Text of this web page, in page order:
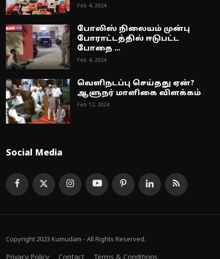
Feb 4, 2024
போலிஸ் நிலையம் முன்பு
போராட்டத்தில் ஈடுபட்ட
போதை ...
Feb 4, 2024
வெளிநடப்பு செய்தது ஏன்?
ஆளுநர் மாளிகை விளக்கம்
Feb 12, 2024
Social Media
Copyright 2023 Kumudam - All Rights Reserved.